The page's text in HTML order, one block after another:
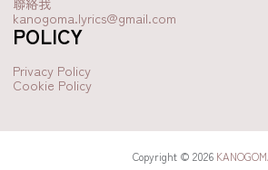
kanogoma.lyrics@gmail.com
POLICY
Privacy Policy
Cookie Policy
Copyright © 2026